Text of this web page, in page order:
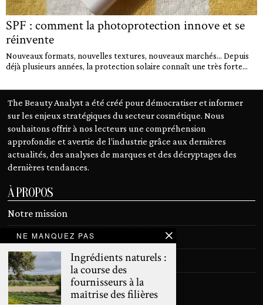
SPF : comment la photoprotection innove et se
réinvente
Nouveaux formats, nouvelles textures, nouveaux marchés… Depuis
déjà plusieurs années, la protection solaire connaît une très forte...
The Beauty Analyst a été créé pour démocratiser et informer
sur les enjeux stratégiques du secteur cosmétique. Nous
souhaitons offrir à nos lecteurs une compréhension
approfondie et avertie de l’industrie grâce aux dernières
actualités, des analyses de marques et des décryptages des
dernières tendances.
À PROPOS
Notre mission
Devenir contributeur
Contact
Mentions légales
NE MANQUEZ PAS
Ingrédients naturels :
la course des
fournisseurs à la
maîtrise des filières